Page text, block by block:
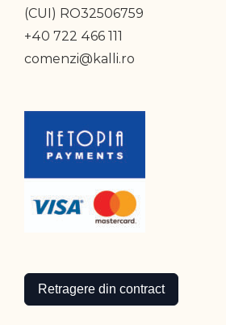
(CUI) RO32506759
+40 722 466 111
comenzi@kalli.ro
Retragere din contract